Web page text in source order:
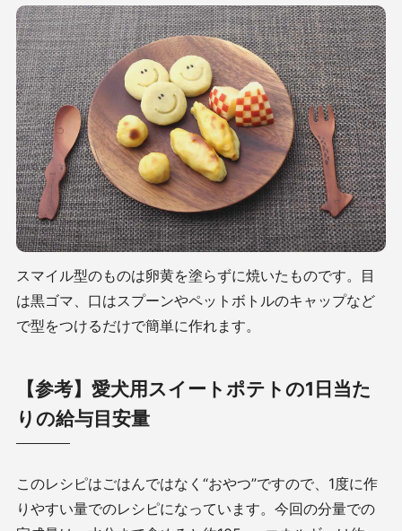
スマイル型のものは卵黄を塗らずに焼いたものです。目
は黒ゴマ、口はスプーンやペットボトルのキャップなど
で型をつけるだけで簡単に作れます。
【参考】愛犬用スイートポテトの1日当た
りの給与目安量
このレシピはごはんではなく“おやつ”ですので、1度に作
りやすい量でのレシピになっています。今回の分量での